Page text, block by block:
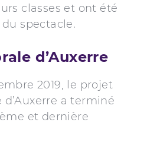
classes et ont été
spectacle.
d’Auxerre
2019, le projet
d’Auxerre a terminé
et dernière